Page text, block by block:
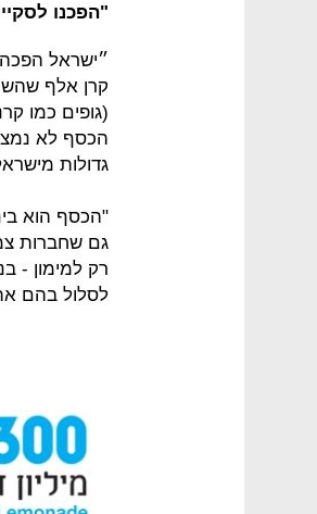
"הפכנו
״ישראל הפכה
קרן אלף
(גופים כמו
הכסף לא
גדולות
"הכסף הוא
גם שחברות
רק למימון -
לסלול בהם